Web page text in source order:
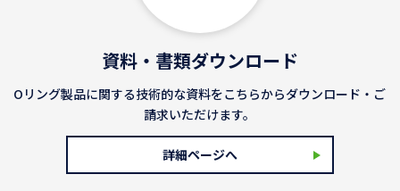
資料・書類ダウンロード
Oリング製品に関する技術的な資料をこちらからダウンロード・ご
請求いただけます。
詳細ページへ